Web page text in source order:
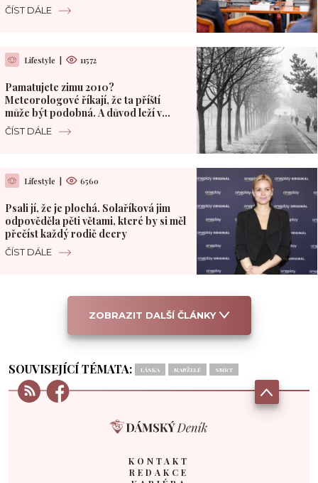
ČÍST DÁLE
Lifestyle 11572
Pamatujete zimu 2010?
Meteorologové říkají, že ta příští
může být podobná. A důvod leží v
Pacifiku
ČÍST DÁLE
Lifestyle 6560
Psali jí, že je plochá. Solaříková jim
odpověděla pěti větami, které by si měl
přečíst každý rodič dcery
ČÍST DÁLE
ZOBRAZIT DALŠÍ ČLÁNKY
SOUVISEJÍCÍ TÉMATA: LÁSKA MANŽELÉ SMRT
KONTAKT
REDAKCE